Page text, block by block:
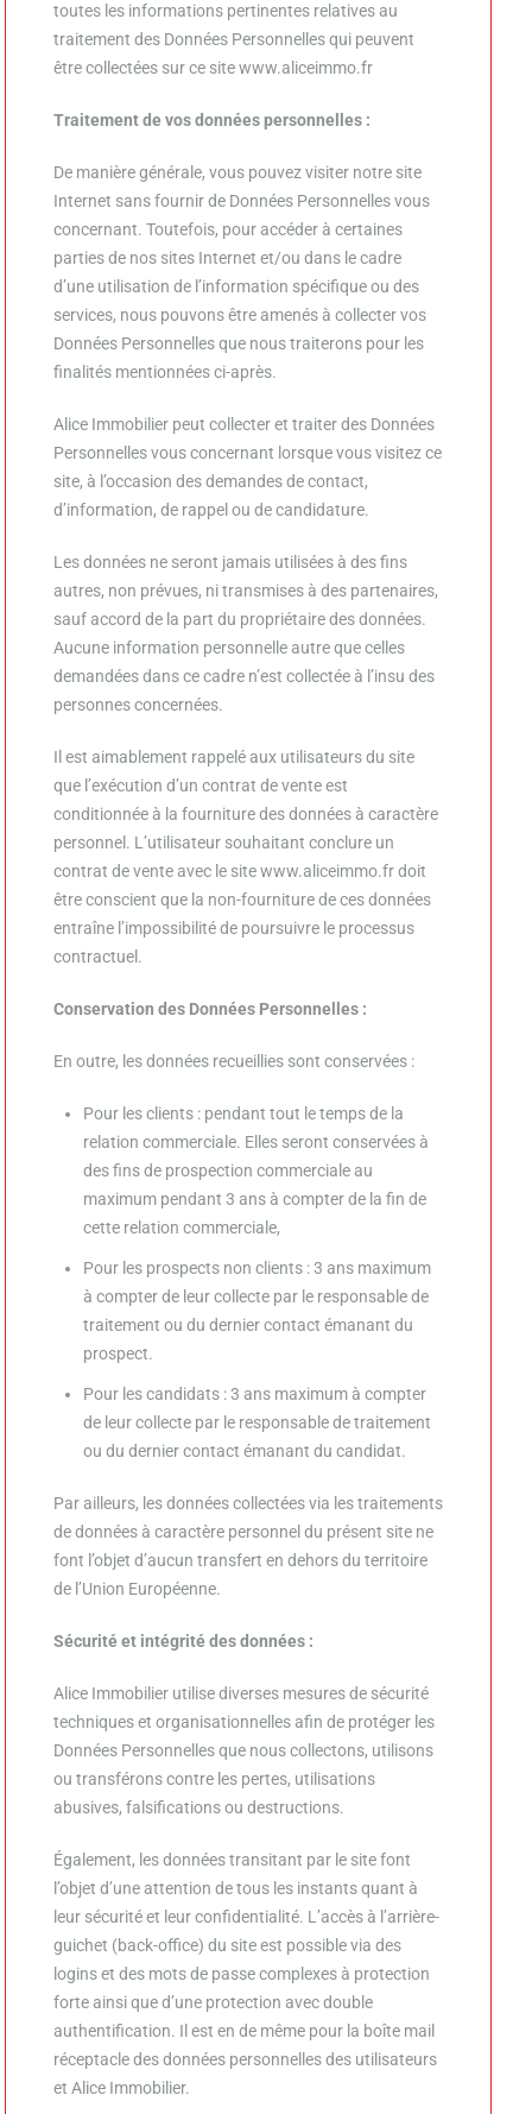
toutes les informations pertinentes relatives au
traitement des Données Personnelles qui peuvent
être collectées sur ce sitewww.aliceimmo.fr
Traitement de vos données personnelles :
De manière générale, vous pouvez visiter notre site
Internet sans fournir de Données Personnelles vous
concernant. Toutefois, pour accéder à certaines
parties de nos sites Internet et/ou dans le cadre
d’une utilisation de l’information spécifique ou des
services, nous pouvons être amenés à collecter vos
Données Personnelles que nous traiterons pour les
finalités mentionnées ci-après.
Alice Immobilier peut collecter et traiter des Données
Personnelles vous concernant lorsque vous visitez ce
site, à l’occasion des demandes de contact,
d’information, de rappel ou de candidature.
Les données ne seront jamais utilisées à des fins
autres, non prévues, ni transmises à des partenaires,
sauf accord de la part du propriétaire des données.
Aucune information personnelle autre que celles
demandées dans ce cadre n’est collectée à l’insu des
personnes concernées.
Il est aimablement rappelé aux utilisateurs du site
que l’exécution d’un contrat de vente est
conditionnée à la fourniture des données à caractère
personnel. L’utilisateur souhaitant conclure un
contrat de vente avec le sitewww.aliceimmo.frdoit
être conscient que la non-fourniture de ces données
entraîne l’impossibilité de poursuivre le processus
contractuel.
Conservation des Données Personnelles :
En outre, les données recueillies sont conservées :
Pour les clients : pendant tout le temps de la
relation commerciale. Elles seront conservées à
des fins de prospection commerciale au
maximum pendant 3 ans à compter de la fin de
cette relation commerciale,
Pour les prospects non clients : 3 ans maximum
à compter de leur collecte par le responsable de
traitement ou du dernier contact émanant du
prospect.
Pour les candidats : 3 ans maximum à compter
de leur collecte par le responsable de traitement
ou du dernier contact émanant du candidat.
Par ailleurs, les données collectées via les traitements
de données à caractère personnel du présent site ne
font l’objet d’aucun transfert en dehors du territoire
de l’Union Européenne.
Sécurité et intégrité des données :
Alice Immobilier utilise diverses mesures de sécurité
techniques et organisationnelles afin de protéger les
Données Personnelles que nous collectons, utilisons
ou transférons contre les pertes, utilisations
abusives, falsifications ou destructions.
Également, les données transitant par le site font
l’objet d’une attention de tous les instants quant à
leur sécurité et leur confidentialité. L’accès à l’arrière-
guichet (back-office) du site est possible via des
logins et des mots de passe complexes à protection
forte ainsi que d’une protection avec double
authentification. Il est en de même pour la boîte mail
réceptacle des données personnelles des utilisateurs
et Alice Immobilier.